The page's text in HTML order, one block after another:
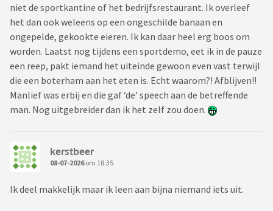
niet de sportkantine of het bedrijfsrestaurant. Ik overleef
het dan ook weleens op een ongeschilde banaan en
ongepelde, gekookte eieren. Ik kan daar heel erg boos om
worden. Laatst nog tijdens een sportdemo, eet ik in de pauze
een reep, pakt iemand het uiteinde gewoon even vast terwijl
die een boterham aan het eten is. Echt waarom?! Afblijven!!
Manlief was erbij en die gaf ‘de’ speech aan de betreffende
man. Nog uitgebreider dan ik het zelf zou doen.
kerstbeer
08-07-2026om 18:35
Ik deel makkelijk maar ik leen aan bijna niemand iets uit.